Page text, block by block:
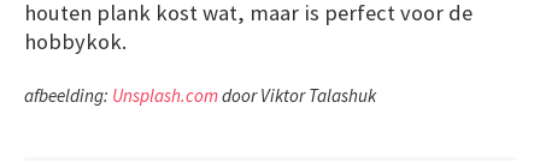
houten plank kost wat, maar is perfect voor de
hobbykok.
afbeelding: Unsplash.comdoor Viktor Talashuk